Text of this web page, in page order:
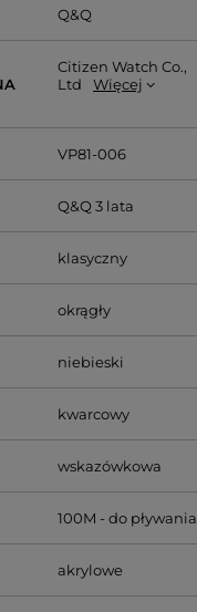
Q&Q
Citizen Watch Co.,
Ltd
Więcej
VP81-006
Q&Q 3 lata
klasyczny
okrągły
niebieski
kwarcowy
wskazówkowa
100M - do pływania
akrylowe